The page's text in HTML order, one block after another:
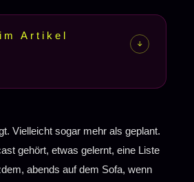
Artikel
↑
bedeutet
1:Wann hast du das letzte Mal einen
Vielleicht sogar mehr als geplant.
gehört, etwas gelernt, eine Liste
abends auf dem Sofa, wenn